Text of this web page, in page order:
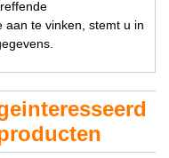
aan te vinken, stemt u in